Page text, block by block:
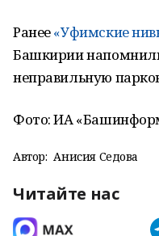
Ранее«Уфимские
Башкирии
неправильную
Фото: ИА
Автор: Анисия Седова
Читайте нас